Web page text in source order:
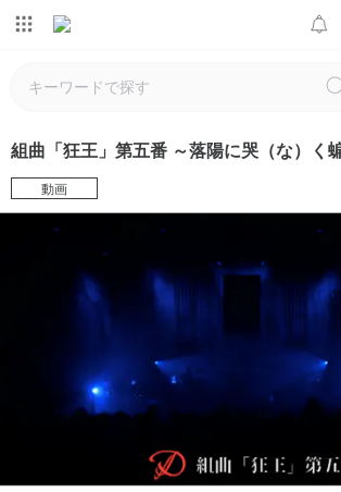
組曲「狂王」第五番 ～落陽に哭（な）く
動画